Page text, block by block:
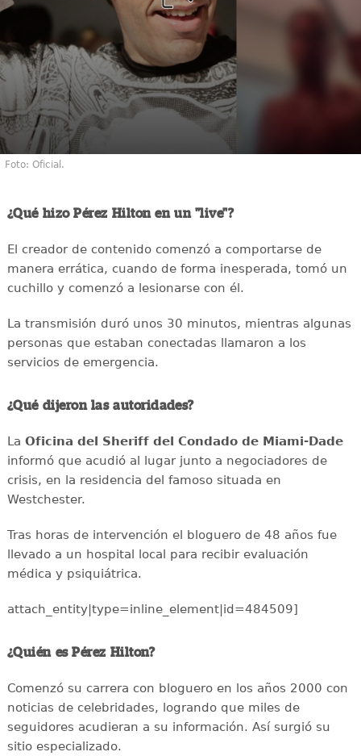
Foto: Oficial.
¿Qué hizo Pérez Hilton en un "live"?
El creador de contenido comenzó a comportarse de
manera errática, cuando de forma inesperada, tomó un
cuchillo y comenzó a lesionarse con él.
La transmisión duró unos 30 minutos, mientras algunas
personas que estaban conectadas llamaron a los
servicios de emergencia.
¿Qué dijeron las autoridades?
La Oficina del Sheriff del Condado de Miami-Dade
informó que acudió al lugar junto a negociadores de
crisis, en la residencia del famoso situada en
Westchester.
Tras horas de intervención el bloguero de 48 años fue
llevado a un hospital local para recibir evaluación
médica y psiquiátrica.
attach_entity|type=inline_element|id=484509]
¿Quién es Pérez Hilton?
Comenzó su carrera con bloguero en los años 2000 con
noticias de celebridades, logrando que miles de
seguidores acudieran a su información. Así surgió su
sitio especializado.